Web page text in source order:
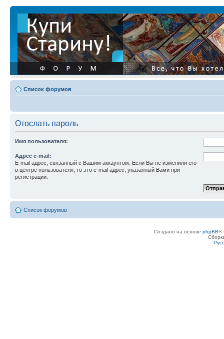
Список форумов
Отослать пароль
Имя пользователя:
Адрес e-mail:
E-mail адрес, связанный с Вашим аккаунтом. Если Вы не изменили его
в центре пользователя, то это e-mail адрес, указанный Вами при
регистрации.
Список форумов
Создано на основе phpBB®